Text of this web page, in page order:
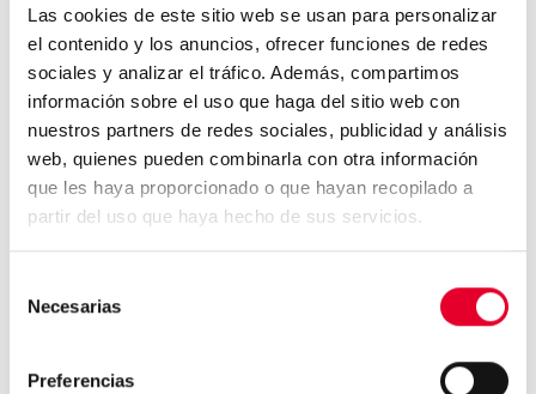
Las cookies de este sitio web se usan para personalizar
el contenido y los anuncios, ofrecer funciones de redes
sociales y analizar el tráfico. Además, compartimos
información sobre el uso que haga del sitio web con
nuestros partners de redes sociales, publicidad y análisis
web, quienes pueden combinarla con otra información
que les haya proporcionado o que hayan recopilado a
partir del uso que haya hecho de sus servicios.
Necesarias
Preferencias
una parte fundamental en el resultado del café en
taza, determina el sabor final del café, así como el
aroma o la intensidad.
¿Conocías estos pasos para preparar el grano de
café? Las plantas del cafeto son bastante delicadas
y numerosos factores entran en juego cuando
queremos conseguir un buen sabor de café en taza.